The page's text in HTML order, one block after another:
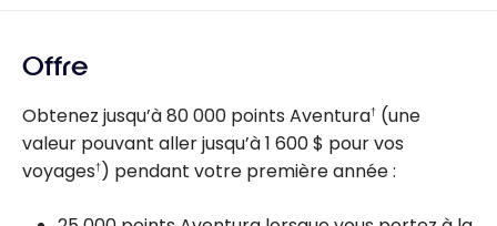
Offre
Obtenez jusqu’à 80 000 points Aventura† (une
valeur pouvant aller jusqu’à 1 600 $ pour vos
voyages†) pendant votre première année :